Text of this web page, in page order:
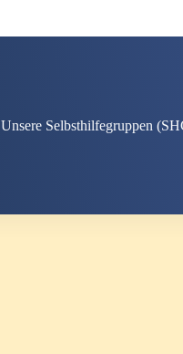
Unsere Selbsthilfegruppen